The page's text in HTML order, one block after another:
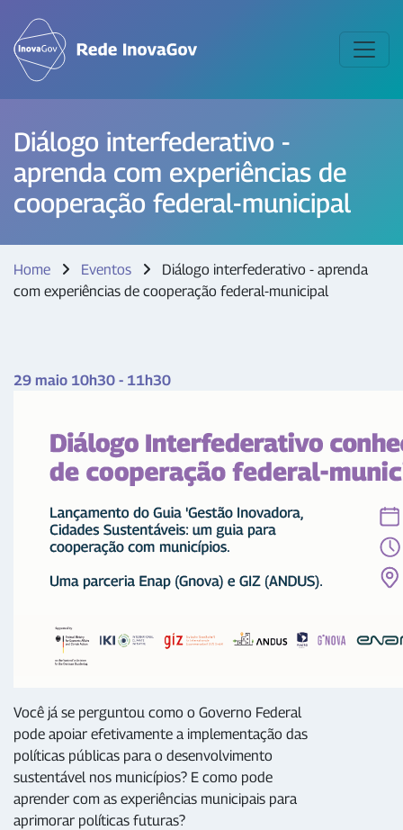
Diálogo interfederativo -
aprenda com experiências de
cooperação federal-municipal
Home Eventos
Diálogo interfederativo - aprenda
com experiências de cooperação federal-municipal
29 maio 10h30 - 11h30
Você já se perguntou como o Governo Federal
pode apoiar efetivamente a implementação das
políticas públicas para o desenvolvimento
sustentável nos municípios? E como pode
aprender com as experiências municipais para
aprimorar políticas futuras?